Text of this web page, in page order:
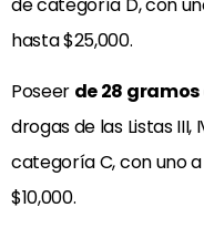
hasta $25,000.
Poseer de 28
drogas de las Listas III,
categoría C, con uno
$10,000.